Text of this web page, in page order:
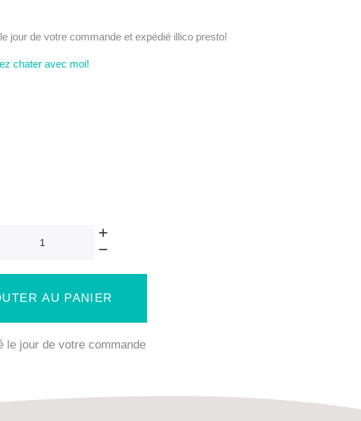
jour de votre commande et expédié illico presto!
chater avec moi!
AU PANIER
le jour de votre commande